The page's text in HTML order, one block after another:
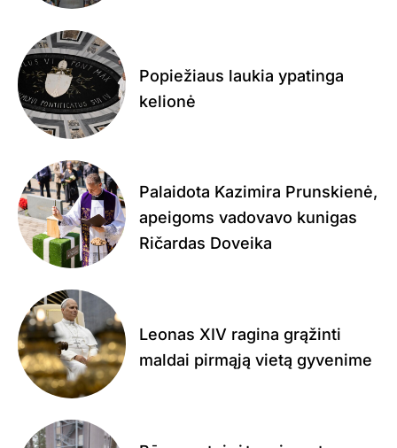
Popiežiaus laukia ypatinga
kelionė
Palaidota Kazimira Prunskienė,
apeigoms vadovavo kunigas
Ričardas Doveika
Leonas XIV ragina grąžinti
maldai pirmąją vietą gyvenime